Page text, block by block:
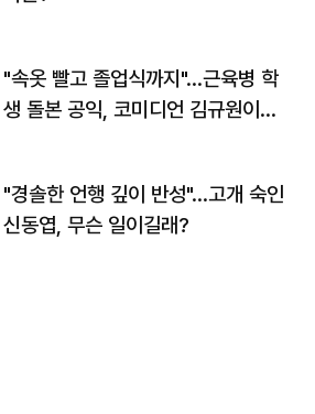
"속옷 빨고 졸업식까지"…근육병 학
생 돌본 공익, 코미디언 김규원이었
"경솔한 언행 깊이 반성"…고개 숙인
신동엽, 무슨 일이길래?